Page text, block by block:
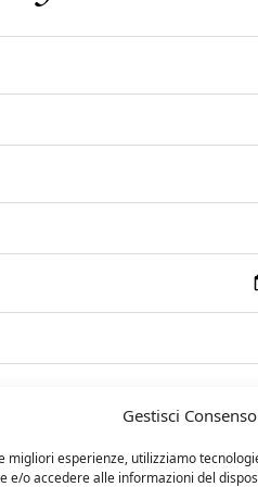
Gestisci Consenso
migliori esperienze, utilizziamo
e/o accedere alle informazioni del